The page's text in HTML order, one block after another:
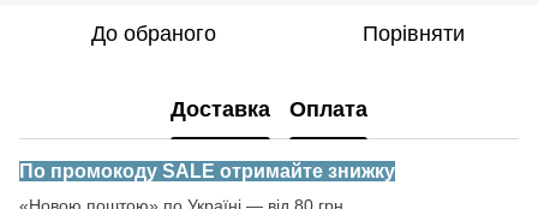
До обраного Порівняти
Доставка Оплата
По промокоду SALE отримайте знижку
«Новою поштою» по Україні — від 80 грн